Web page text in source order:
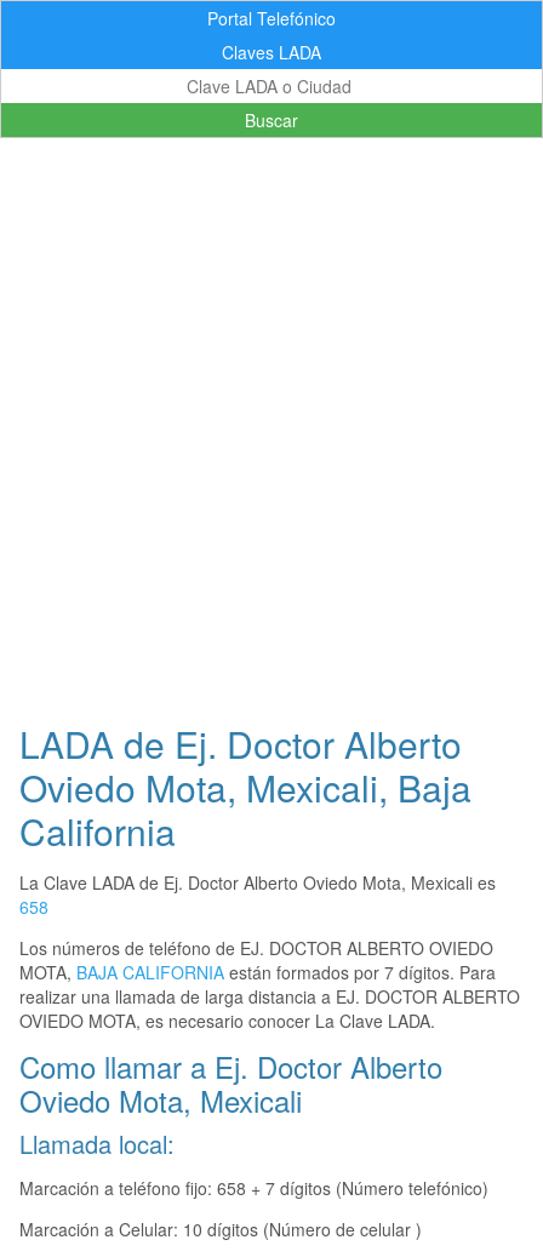
Portal Telefónico
Claves LADA
Buscar
LADA de Ej. Doctor Alberto
Oviedo Mota, Mexicali, Baja
California
La Clave LADA de Ej. Doctor Alberto Oviedo Mota, Mexicali es
658
Los números de teléfono de EJ. DOCTOR ALBERTO OVIEDO
MOTA, BAJA CALIFORNIA están formados por 7 dígitos. Para
realizar una llamada de larga distancia a EJ. DOCTOR ALBERTO
OVIEDO MOTA, es necesario conocer La Clave LADA.
Como llamar a Ej. Doctor Alberto
Oviedo Mota, Mexicali
Llamada local:
Marcación a teléfono fijo: 658 + 7 dígitos (Número telefónico)
Marcación a Celular: 10 dígitos (Número de celular )